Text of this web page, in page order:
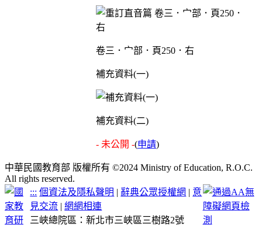
卷三．宀部．頁250．右
補充資料(一)
補充資料(二)
- 未公開 -(申請)
中華民國教育部 版權所有 ©2024 Ministry of Education, R.O.C.
All rights reserved.
::: 個資法及隱私聲明 | 辭典公眾授權網 | 意
見交流 |網網相連
三峽總院區：新北市三峽區三樹路2號